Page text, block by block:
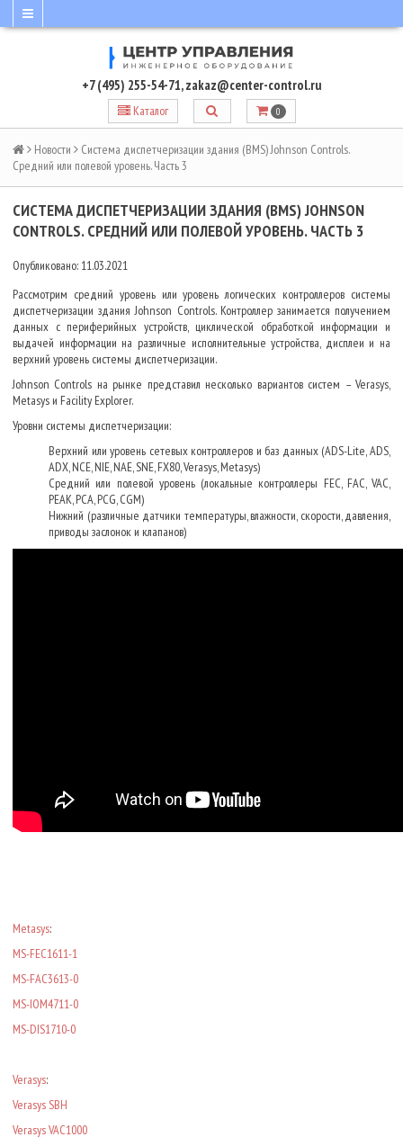
+7 (495) 255-54-71,zakaz@center-control.ru
Каталог 0
Новости
Система диспетчеризации здания (BMS) Johnson Controls.
Средний или полевой уровень. Часть 3
СИСТЕМА ДИСПЕТЧЕРИЗАЦИИ ЗДАНИЯ (BMS) JOHNSON
CONTROLS. СРЕДНИЙ ИЛИ ПОЛЕВОЙ УРОВЕНЬ. ЧАСТЬ 3
Опубликовано: 11.03.2021
Рассмотрим средний уровень или уровень логических контроллеров системы
диспетчеризации здания Johnson Controls. Контроллер занимается получением
данных с периферийных устройств, циклической обработкой информации и
выдачей информации на различные исполнительные устройства, дисплеи и на
верхний уровень системы диспетчеризации.
Johnson Controls на рынке представил несколько вариантов систем – Verasys,
Metasys и Facility Explorer.
Уровни системы диспетчеризации:
Верхний или уровень сетевых контроллеров и баз данных (ADS-Lite, ADS,
ADX, NCE, NIE, NAE, SNE, FX80, Verasys, Metasys)
Средний или полевой уровень (локальные контроллеры FEC, FAC, VAC,
PEAK, PCA, PCG, CGM)
Нижний (различные датчики температуры, влажности, скорости, давления,
приводы заслонок и клапанов)
Metasys:
MS-FEC1611-1
MS-FAC3613-0
MS-IOM4711-0
MS-DIS1710-0
Verasys:
Verasys SBH
Verasys VAC1000